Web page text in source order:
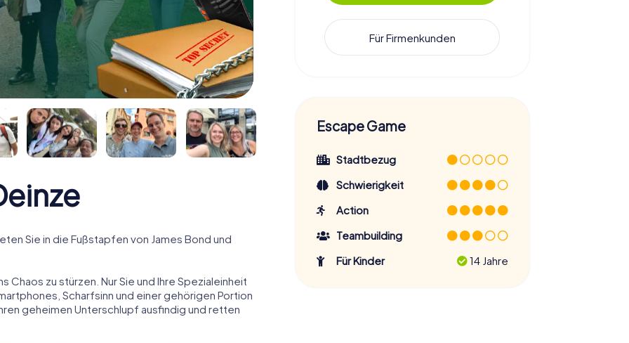
Sie in die Fußstapfen von James Bond und
Chaos zu stürzen. Nur Sie und Ihre Spezialeinheit
Scharfsinn und einer gehörigen Portion
geheimen Unterschlupf ausfindig und retten
Für Firmenkunden
Escape Game
Stadtbezug
Schwierigkeit
Action
Teambuilding
Für Kinder
14 Jahre